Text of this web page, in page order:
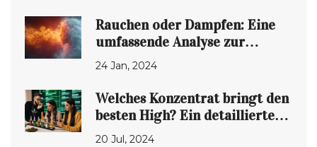
Rauchen oder Dampfen: Eine
umfassende Analyse zur
besseren Wahl
24 Jan, 2024
Welches Konzentrat bringt den
besten High? Ein detaillierter
Vergleich
20 Jul, 2024